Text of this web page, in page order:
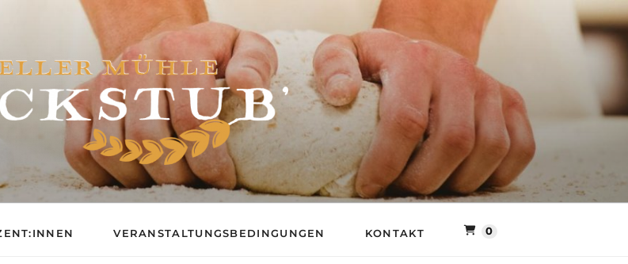
DER ZELLER MÜHLE
VERANSTALTUNGSBEDINGUNGEN KONTAKT 0